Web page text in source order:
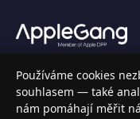
Váš specializovaný
elektronikou.
Používáme cookies
souhlasem — také
nám pomáhají měřit